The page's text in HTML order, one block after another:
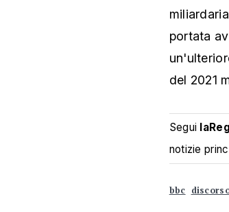
portata
del 2021
Segui
notizie
bbc